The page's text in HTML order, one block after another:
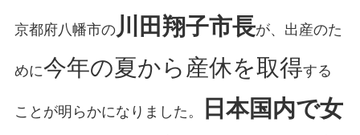
京都府八幡市の川田翔子市長が、出産のた
めに今年の夏から産休を取得する
ことが明らかになりました。
日本国内で女